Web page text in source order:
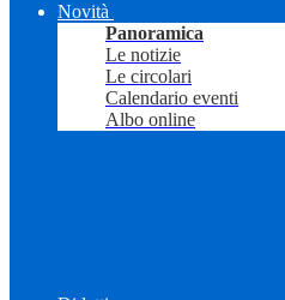
Novità
Panoramica
Le notizie
Le circolari
Calendario eventi
Albo online